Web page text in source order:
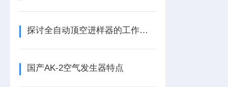
探讨全自动顶空进样器的工作原理
国产AK-2空气发生器特点